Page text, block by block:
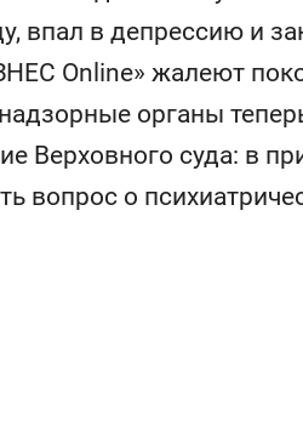
впал в депрессию и
Online» жалеют
органы
Верховного суда: в
вопрос о
дикой
Рекомендуем
Мексика,
и вагон с
в
«Гонка